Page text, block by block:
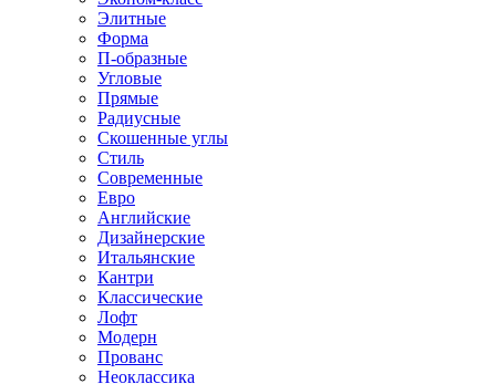
Элитные
Форма
П-образные
Угловые
Прямые
Радиусные
Скошенные углы
Стиль
Современные
Евро
Английские
Дизайнерские
Итальянские
Кантри
Классические
Лофт
Модерн
Прованс
Неоклассика